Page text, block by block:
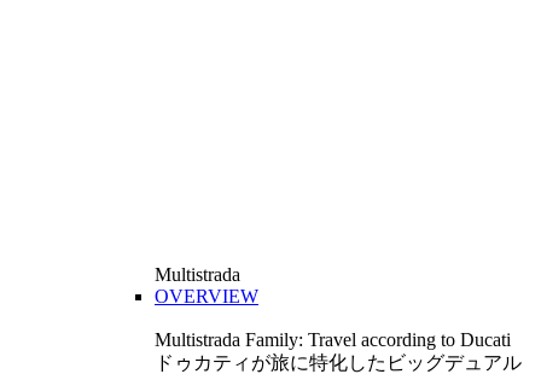
Multistrada
OVERVIEW
Multistrada Family: Travel according to Ducati
ドゥカティが旅に特化したビッグデュアル